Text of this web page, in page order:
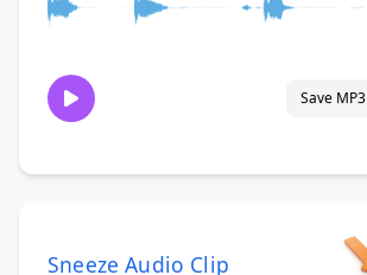
Save MP3
Sneeze Audio Clip